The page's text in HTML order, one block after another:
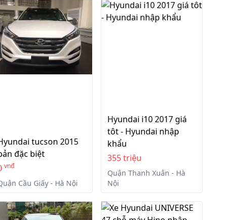
tucson 2015
đặc biệt
vnđ
Cầu Giấy - Hà Nội
Hyundai i10 2017 giá
tôt - Hyundai nhập
khẩu
355 triệu
Quận Thanh Xuân - Hà
Nội